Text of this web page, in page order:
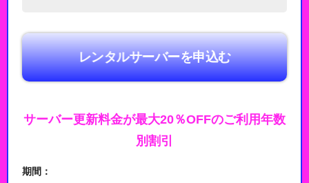
レンタルサーバーを申込む
サーバー更新料金が最大20％OFFのご利用年数
別割引
期間：